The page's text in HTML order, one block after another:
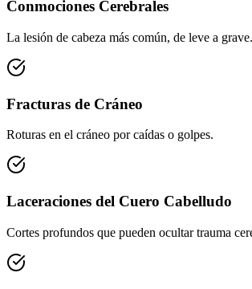
Conmociones Cerebrales
La lesión de cabeza más común, de leve a grave.
Fracturas de Cráneo
Roturas en el cráneo por caídas o golpes.
Laceraciones del Cuero Cabelludo
Cortes profundos que pueden ocultar trauma